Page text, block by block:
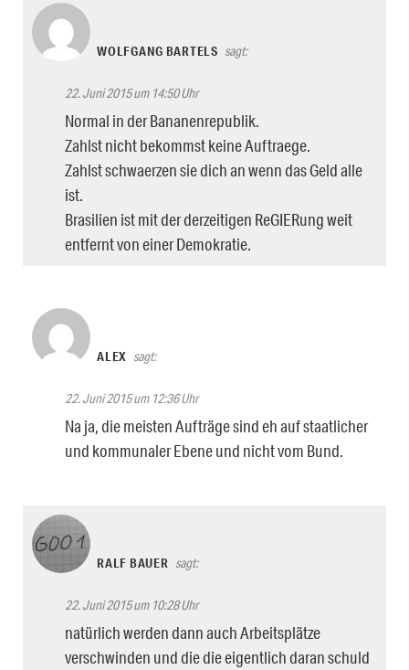
WOLFGANG BARTELS sagt:
22. Juni 2015 um 14:50 Uhr
Normal in der Bananenrepublik.
Zahlst nicht bekommst keine Auftraege.
Zahlst schwaerzen sie dich an wenn das Geld alle
ist.
Brasilien ist mit der derzeitigen ReGIERung weit
entfernt von einer Demokratie.
ALEX sagt:
22. Juni 2015 um 12:36 Uhr
Na ja, die meisten Aufträge sind eh auf staatlicher
und kommunaler Ebene und nicht vom Bund.
RALF BAUER sagt:
22. Juni 2015 um 10:28 Uhr
natürlich werden dann auch Arbeitsplätze
verschwinden und die die eigentlich daran schuld